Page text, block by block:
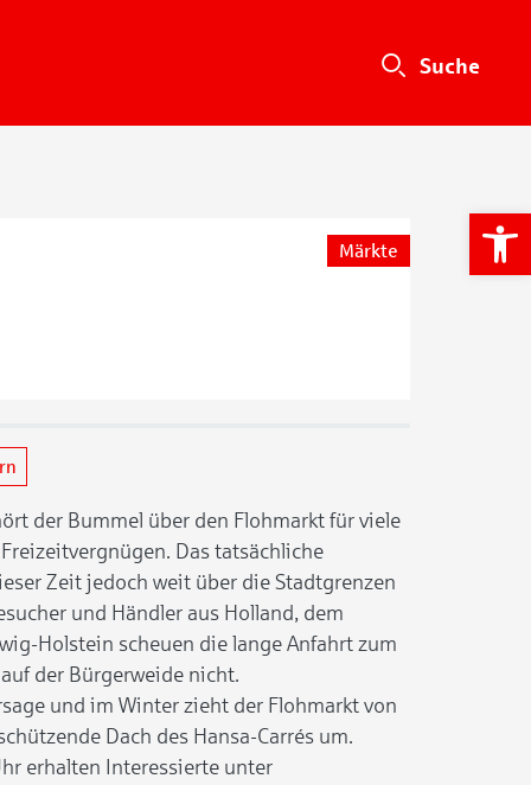
Märkte
der Bummel über den Flohmarkt für viele
Das tatsächliche
Zeit jedoch weit über die Stadtgrenzen
und Händler aus Holland, dem
Holstein scheuen die lange Anfahrt zum
der Bürgerweide nicht.
und im Winter zieht der Flohmarkt von
Dach des Hansa-Carrés um.
erhalten Interessierte unter